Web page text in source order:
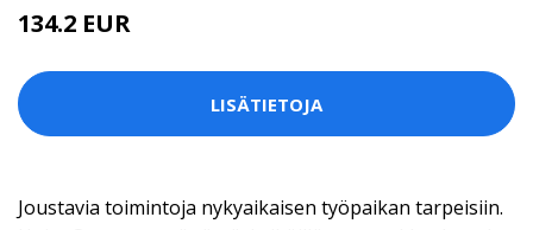
134.2 EUR
LISÄTIETOJA
Joustavia toimintoja nykyaikaisen työpaikan tarpeisiin.